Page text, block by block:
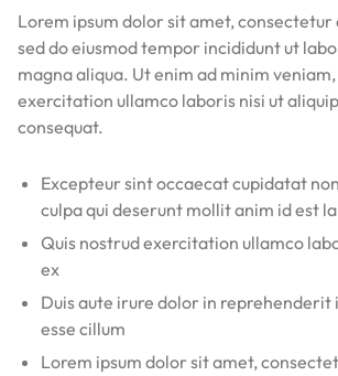
Lorem ipsum dolor sit amet,
sed do eiusmod tempor incididunt ut
magna aliqua. Ut enim ad minim
exercitation ullamco laboris nisi ut
consequat.
Excepteur sint occaecat cupidatat
culpa qui deserunt mollit anim id est
Quis nostrud exercitation ullamco
ex
Duis aute irure dolor in
esse cillum
Lorem ipsum dolor sit amet,